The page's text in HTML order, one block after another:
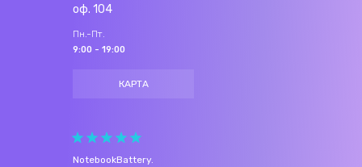
оф. 104
Пн.-Пт.
9:00 - 19:00
КАРТА
NotebookBattery.